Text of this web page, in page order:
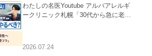
わたしの名医Youtube アルバアレルギ
ークリニック札幌「30代から急に老け
た。
2026.07.24